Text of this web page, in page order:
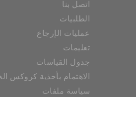
اتصل بنا
الطلبيات
عمليات الإرجاع
تعليمات
جدول القياسات
الاهتمام بأحذية كروكس
سياسة ملفات